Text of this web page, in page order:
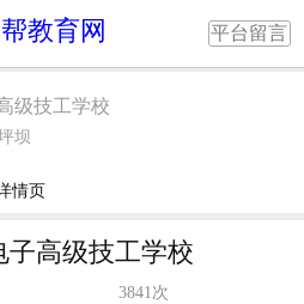
教育网 平台留言
级技工学校
坝
情页
子高级技工学校
3841次